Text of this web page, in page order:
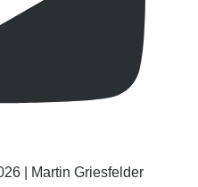
| Martin Griesfelder